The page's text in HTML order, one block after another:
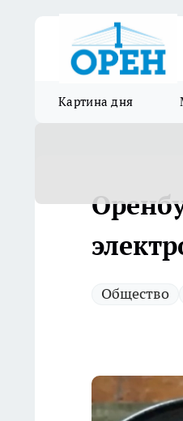
Картина дня
Общество